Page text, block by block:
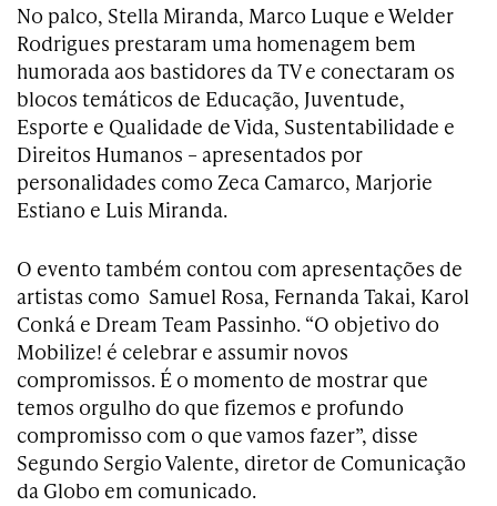
No palco, Stella Miranda, Marco Luque e Welder
Rodrigues prestaram uma homenagem bem
humorada aos bastidores da TV e conectaram os
blocos temáticos de Educação, Juventude,
Esporte e Qualidade de Vida, Sustentabilidade e
Direitos Humanos – apresentados por
personalidades como Zeca Camarco, Marjorie
Estiano e Luis Miranda.
O evento também contou com apresentações de
artistas como Samuel Rosa, Fernanda Takai, Karol
Conká e Dream Team Passinho. “O objetivo do
Mobilize! é celebrar e assumir novos
compromissos. É o momento de mostrar que
temos orgulho do que fizemos e profundo
compromisso com o que vamos fazer”, disse
Segundo Sergio Valente, diretor de Comunicação
da Globo em comunicado.